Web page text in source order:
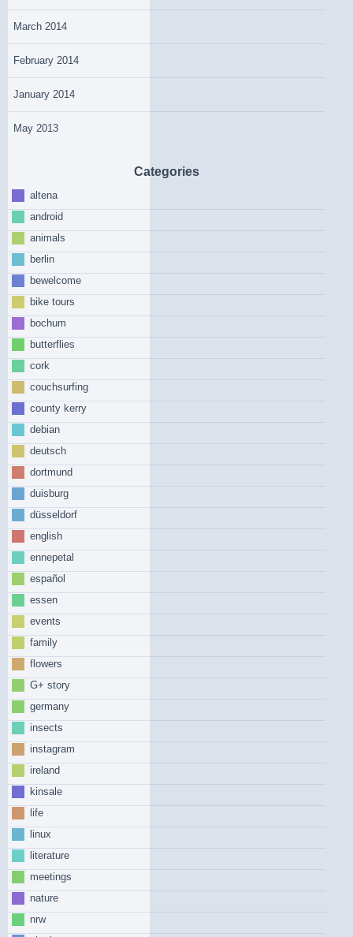
March 2014
February 2014
January 2014
May 2013
Categories
altena
android
animals
berlin
bewelcome
bike tours
bochum
butterflies
cork
couchsurfing
county kerry
debian
deutsch
dortmund
duisburg
düsseldorf
english
ennepetal
español
essen
events
family
flowers
G+ story
germany
insects
instagram
ireland
kinsale
life
linux
literature
meetings
nature
nrw